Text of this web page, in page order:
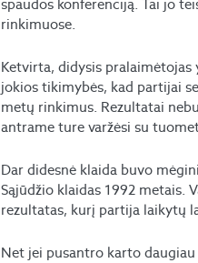
spaudos konferenciją. Tai jo
rinkimuose.
Ketvirta, didysis pralaimėtojas
jokios tikimybės, kad partijai
metų rinkimus. Rezultatai
antrame ture varžėsi su
Dar didesnė klaida buvo
Sąjūdžio klaidas 1992 metais.
rezultatas, kurį partija laikytų
Net jei pusantro karto daugiau